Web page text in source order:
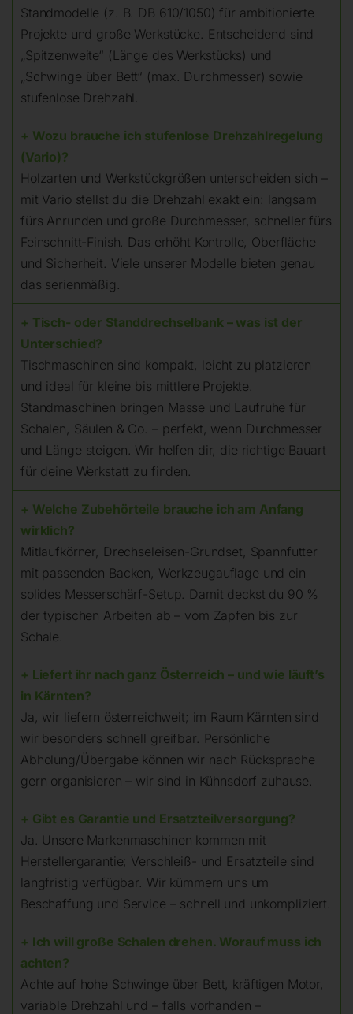
Standmodelle (z. B. DB 610/1050) für ambitionierte
Projekte und große Werkstücke. Entscheidend sind
„Spitzenweite“ (Länge des Werkstücks) und
„Schwinge über Bett“ (max. Durchmesser) sowie
stufenlose Drehzahl.
+ Wozu brauche ich stufenlose Drehzahlregelung
(Vario)?
Holzarten und Werkstückgrößen unterscheiden sich –
mit Vario stellst du die Drehzahl exakt ein: langsam
fürs Anrunden und große Durchmesser, schneller fürs
Feinschnitt-Finish. Das erhöht Kontrolle, Oberfläche
und Sicherheit. Viele unserer Modelle bieten genau
das serienmäßig.
+ Tisch- oder Standdrechselbank – was ist der
Unterschied?
Tischmaschinen sind kompakt, leicht zu platzieren
und ideal für kleine bis mittlere Projekte.
Standmaschinen bringen Masse und Laufruhe für
Schalen, Säulen & Co. – perfekt, wenn Durchmesser
und Länge steigen. Wir helfen dir, die richtige Bauart
für deine Werkstatt zu finden.
+ Welche Zubehörteile brauche ich am Anfang
wirklich?
Mitlaufkörner, Drechseleisen-Grundset, Spannfutter
mit passenden Backen, Werkzeugauflage und ein
solides Messerschärf-Setup. Damit deckst du 90 %
der typischen Arbeiten ab – vom Zapfen bis zur
Schale.
+ Liefert ihr nach ganz Österreich – und wie läuft’s
in Kärnten?
Ja, wir liefern österreichweit; im Raum Kärnten sind
wir besonders schnell greifbar. Persönliche
Abholung/Übergabe können wir nach Rücksprache
gern organisieren – wir sind in Kühnsdorf zuhause.
+ Gibt es Garantie und Ersatzteilversorgung?
Ja. Unsere Markenmaschinen kommen mit
Herstellergarantie; Verschleiß- und Ersatzteile sind
langfristig verfügbar. Wir kümmern uns um
Beschaffung und Service – schnell und unkompliziert.
+ Ich will große Schalen drehen. Worauf muss ich
achten?
Achte auf hohe Schwinge über Bett, kräftigen Motor,
variable Drehzahl und – falls vorhanden –